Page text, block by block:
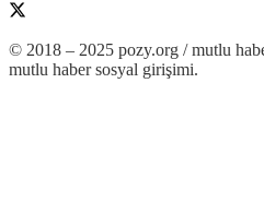
© 2018 – 2025 pozy.org / mutlu
mutlu haber sosyal girişimi.